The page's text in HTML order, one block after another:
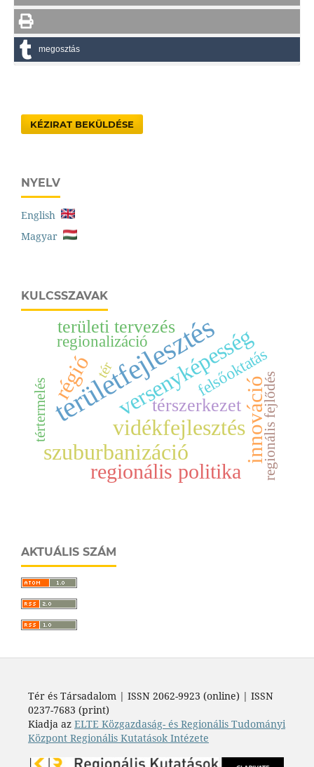
megosztás
KÉZIRAT BEKÜLDÉSE
NYELV
English
Magyar
KULCSSZAVAK
területfejlesztés
vidékfejlesztés
versenyképesség
szuburbanizáció innováció
régió
regionális politika
területi tervezés
térszerkezet
regionalizáció
felsőoktatásregionális fejlődés
tér
tértermelés
AKTUÁLIS SZÁM
Tér és Társadalom | ISSN 2062-9923 (online) | ISSN
0237-7683 (print)
Kiadja az ELTE Közgazdaság- és Regionális Tudományi
Központ Regionális Kutatások Intézete